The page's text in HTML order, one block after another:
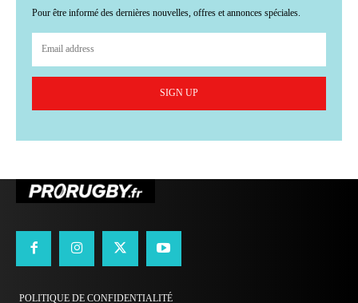
Pour être informé des dernières nouvelles, offres et annonces spéciales.
SIGN UP
POLITIQUE DE CONFIDENTIALITÉ